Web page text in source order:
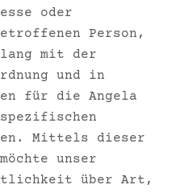
oder
Person,
mit der
und in
für die Angela
Mittels dieser
unser
über Art,